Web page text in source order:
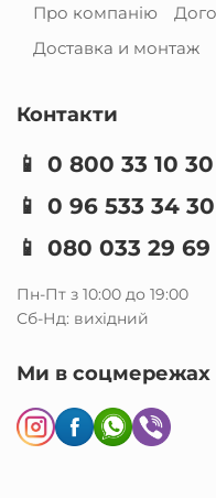
Про компанію
Доставка и монтаж
Контакти
📱 0 800 33 10 30
📱 0 96 533 34 30
📱 080 033 29 69
Пн-Пт з 10:00 до 19:00
Сб-Нд: вихідний
Ми в соцмережах